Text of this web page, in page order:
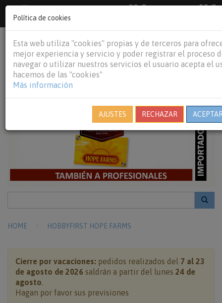
33 € 55 €
person shopping_cart
HOME HOBBYFIRST HOPE FARMS
Cierre por vacaciones: pedidos realizados del 7 al 23
de agosto de 2026 saldrán a partir del lunes 24 de
agosto
Hagan por favor sus previsiones
Política de cookies
Esta web utiliza "cookies" propias y de terceros para
mejor experiencia y servicio y poder registrar el proceso
navegar o utilizar nuestros servicios el usuario acepta el
hacemos de las "cookies"
Más información
AJUSTES RECHAZAR